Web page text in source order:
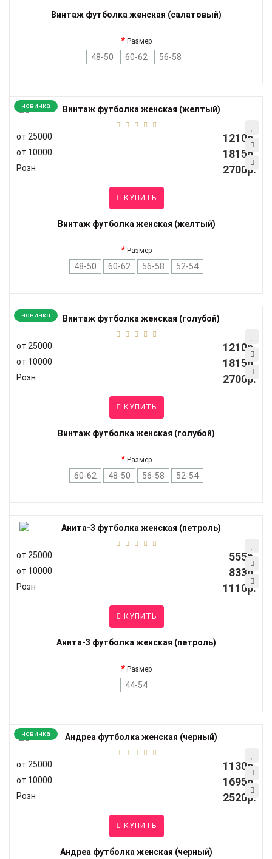
Винтаж футболка женская (салатовый)
Размер
48-50 60-62 56-58
новинка
от 25000 1210р.
от 10000 1815р.
Розн 2700р.
КУПИТЬ
Винтаж футболка женская (желтый)
Размер
48-50 60-62 56-58 52-54
новинка
от 25000 1210р.
от 10000 1815р.
Розн 2700р.
КУПИТЬ
Винтаж футболка женская (голубой)
Размер
60-62 48-50 56-58 52-54
от 25000 555р.
от 10000 833р.
Розн 1110р.
КУПИТЬ
Анита-3 футболка женская (петроль)
Размер
44-54
новинка
от 25000 1130р.
от 10000 1695р.
Розн 2520р.
КУПИТЬ
Андреа футболка женская (черный)